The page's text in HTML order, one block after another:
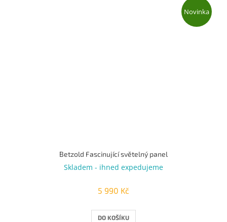
Novinka
Betzold Fascinující světelný panel
Skladem - ihned expedujeme
5 990 Kč
DO KOŠÍKU